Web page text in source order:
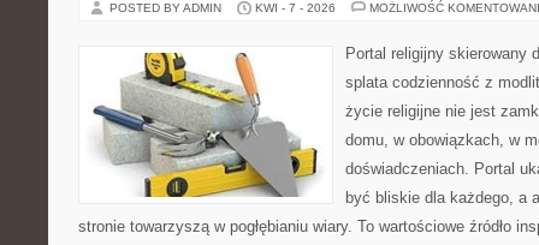
POSTED BY ADMIN KWI - 7 - 2026 MOŻLIWOŚĆ
Portal religijny skierowany
splata codzienność z
życie religijne nie jest
domu, w obowiązkach, w
doświadczeniach. Portal
być bliskie dla każdego, a
stronie towarzyszą w pogłębianiu wiary. To wartościowe źródło